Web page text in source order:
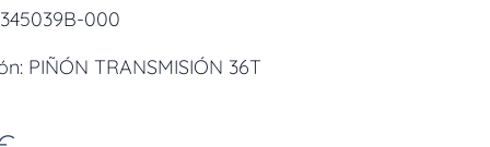
000
PIÑÓN TRANSMISIÓN 36T